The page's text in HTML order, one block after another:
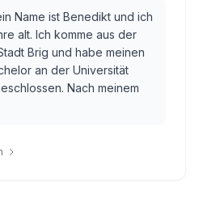
Name ist Benedikt und ich
alt. Ich komme aus der
Brig und habe meinen
an der Universität
Nach meinem